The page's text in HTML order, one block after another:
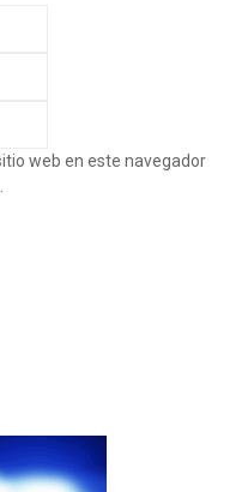
web en este navegador